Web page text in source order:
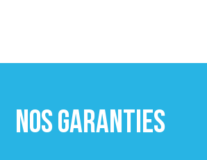
NOS GARANTIES